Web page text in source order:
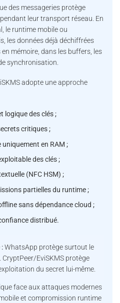
des messageries protège
leur transport réseau. En
le runtime mobile ou
les données déjà déchiffrées
mémoire, dans les buffers, les
synchronisation.
adopte une approche
logique des clés ;
critiques ;
en RAM ;
des clés ;
(NFC HSM) ;
partielles du runtime ;
sans dépendance cloud ;
distribué.
WhatsApp protège surtout le
EviSKMS protège
du secret lui-même.
face aux attaques modernes
et compromission runtime